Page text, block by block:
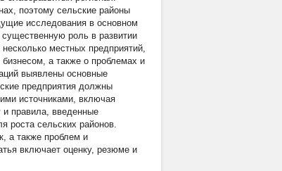
поэтому сельские районы
исследования в основном
роль в развитии
местных предприятий,
а также о проблемах и
выявлены основные
предприятия должны
источниками, включая
и правила, введенные
роста сельских районов.
а также проблем и
включает оценку, резюме и